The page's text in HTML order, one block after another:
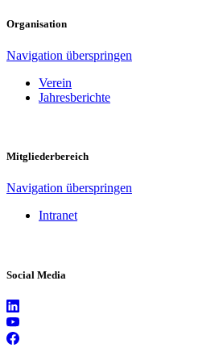
Organisation
Navigation überspringen
Verein
Jahresberichte
Mitgliederbereich
Navigation überspringen
Intranet
Social Media